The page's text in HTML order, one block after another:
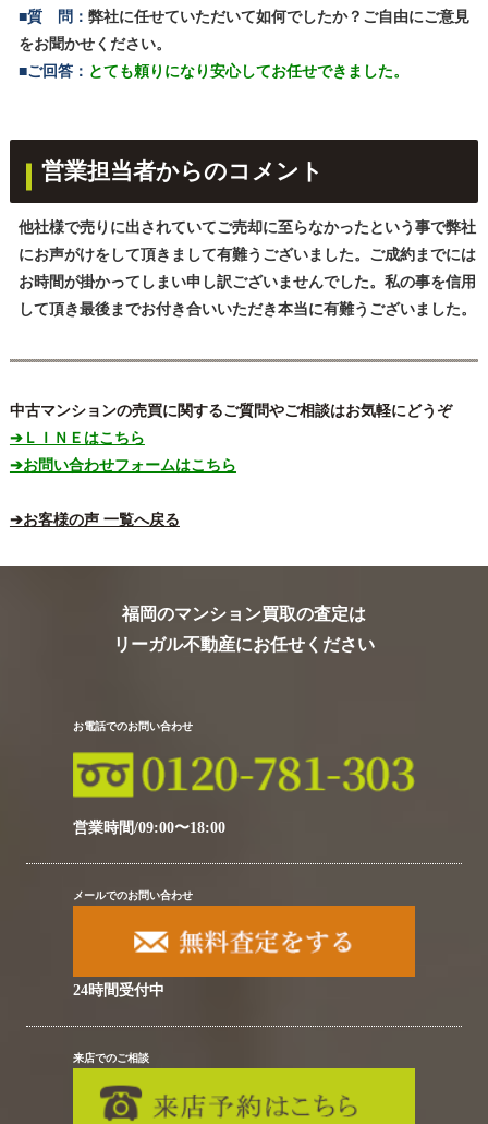
■質 問： 弊社に任せていただいて如何でしたか？ご自由にご意見
をお聞かせください。
■ご回答： とても頼りになり安心してお任せできました。
営業担当者からのコメント
他社様で売りに出されていてご売却に至らなかったという事で弊社
にお声がけをして頂きまして有難うございました。ご成約までには
お時間が掛かってしまい申し訳ございませんでした。私の事を信用
して頂き最後までお付き合いいただき本当に有難うございました。
中古マンションの売買に関するご質問やご相談はお気軽にどうぞ
➔ＬＩＮＥはこちら
➔お問い合わせフォームはこちら
➔お客様の声 一覧へ戻る
福岡のマンション買取の査定は
リーガル不動産にお任せください
お電話でのお問い合わせ
営業時間/09:00〜18:00
メールでのお問い合わせ
24時間受付中
来店でのご相談